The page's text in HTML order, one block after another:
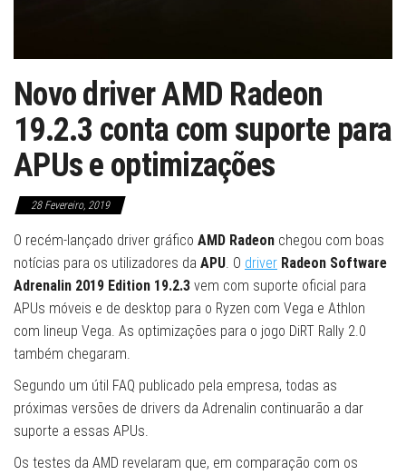
Novo driver AMD Radeon
19.2.3 conta com suporte para
APUs e optimizações
28 Fevereiro, 2019
O recém-lançado driver gráfico AMD Radeon chegou com boas
notícias para os utilizadores da APU . O driver Radeon Software
Adrenalin 2019 Edition 19.2.3 vem com suporte oficial para
APUs móveis e de desktop para o Ryzen com Vega e Athlon
com lineup Vega. As optimizações para o jogo DiRT Rally 2.0
também chegaram.
Segundo um útil FAQ publicado pela empresa, todas as
próximas versões de drivers da Adrenalin continuarão a dar
suporte a essas APUs.
Os testes da AMD revelaram que, em comparação com os